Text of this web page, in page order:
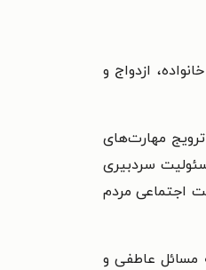
ازدواج و
و ترویج مهارت‌های
هیئت‌رئیسه‌‌ی انجمن مشاوره‌ی ایران بود و در همان دوران، میان سال‌های ۱۳۸۰ تا ۱۳۸۵، مسئولیت سردبیری
اجتماعی مردم
مسائل عاطفی و